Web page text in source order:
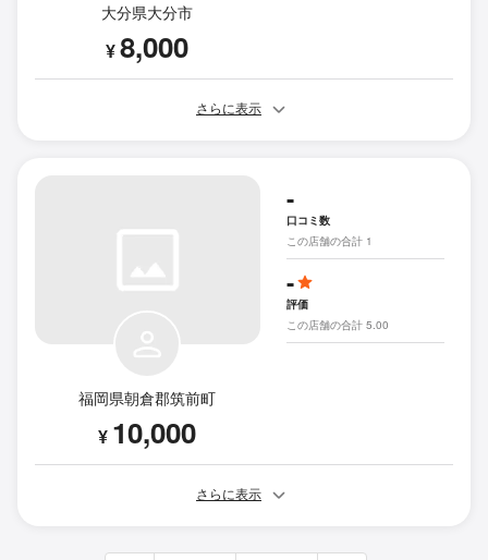
大分県大分市
¥8,000
さらに表示
福岡県朝倉郡筑前町
¥ 10,000
-
口コミ数
この店舗の合計 1
-
評価
この店舗の合計 5.00
さらに表示